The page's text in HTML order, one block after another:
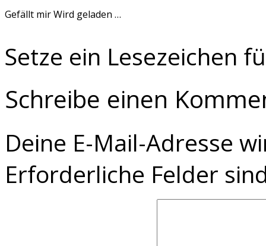
Gefällt mirWird geladen …
Setze ein Lesezeichen
Schreibe einen
Deine E-Mail-Adresse
Erforderliche Felder